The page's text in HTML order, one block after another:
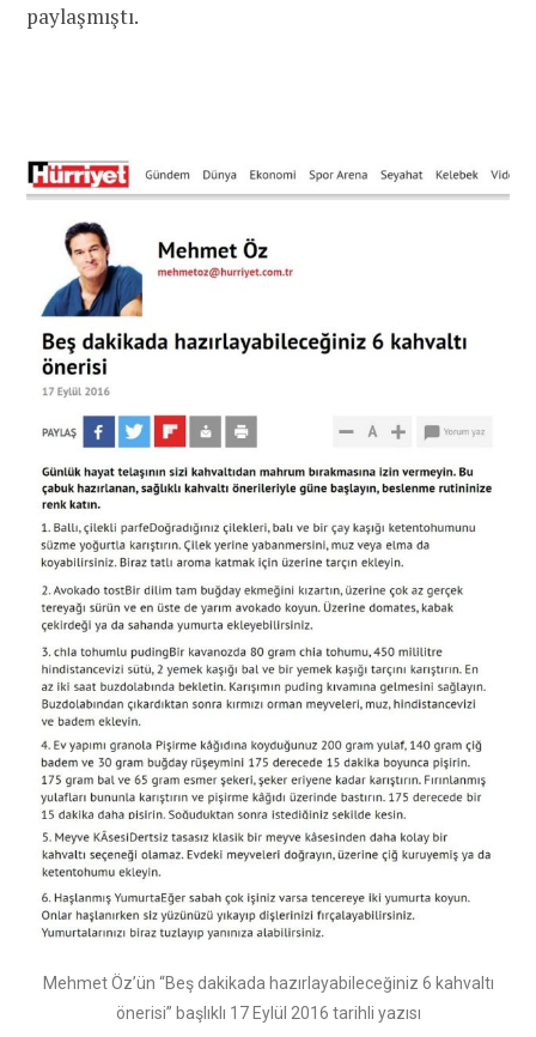
paylaşmıştı.
Mehmet Öz’ün “Beş dakikada hazırlayabileceğiniz 6 kahvaltı
önerisi” başlıklı 17 Eylül 2016 tarihli yazısı